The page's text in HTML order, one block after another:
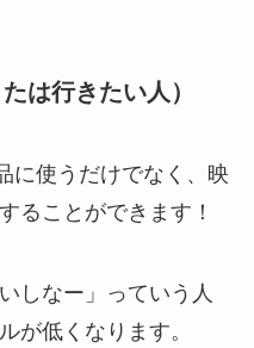
は行きたい人）
に使うだけでなく、映
ることができます！
しなー」っていう人
が低くなります。